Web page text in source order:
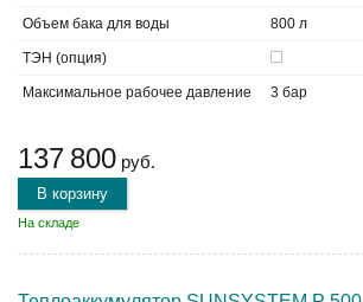
Объем бака для воды 800 л
ТЭН (опция)
Максимальное рабочее давление 3 бар
137 800 руб.
В корзину
На складе